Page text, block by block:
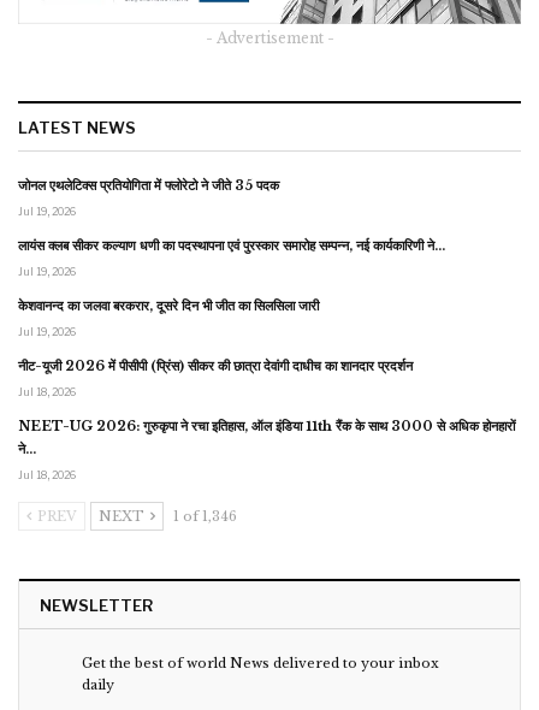
- Advertisement -
LATEST NEWS
जोनल एथलेटिक्स प्रतियोगिता में फ्लोरेटो ने जीते 35 पदक
Jul 19, 2026
लायंस क्लब सीकर कल्याण धणी का पदस्थापना एवं पुरस्कार समारोह सम्पन्न, नई कार्यकारिणी ने…
Jul 19, 2026
केशवानन्द का जलवा बरकरार, दूसरे दिन भी जीत का सिलसिला जारी
Jul 19, 2026
नीट-यूजी 2026 में पीसीपी (प्रिंस) सीकर की छात्रा देवांगी दाधीच का शानदार प्रदर्शन
Jul 18, 2026
NEET-UG 2026: गुरुकृपा ने रचा इतिहास, ऑल इंडिया 11th रैंक के साथ 3000 से अधिक होनहारों
ने…
Jul 18, 2026
PREV NEXT 1 of 1,346
NEWSLETTER
Get the best of world News delivered to your inbox
daily